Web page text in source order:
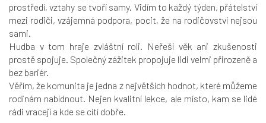
prostředí, vztahy se tvoří samy. Vidím to každý týden, přátelství
mezi rodiči, vzájemná podpora, pocit, že na rodičovství nejsou
sami.
Hudba v tom hraje zvláštní roli. Neřeší věk ani zkušenosti
prostě spojuje. Společný zážitek propojuje lidi velmi přirozeně a
bez bariér.
Věřím, že komunita je jedna z největších hodnot, které můžeme
rodinám nabídnout. Nejen kvalitní lekce, ale místo, kam se lidé
rádi vracejí a kde se cítí dobře.